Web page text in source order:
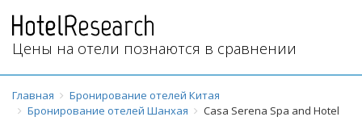
Цены на отели познаются в сравнении
Главная
Бронирование отелей Китая
Бронирование отелей Шанхая
Casa Serena Spa and Hotel